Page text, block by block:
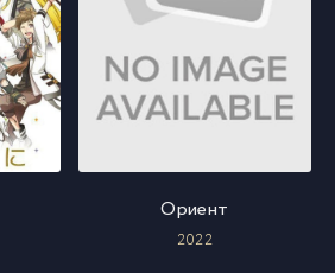
Ориент
2022